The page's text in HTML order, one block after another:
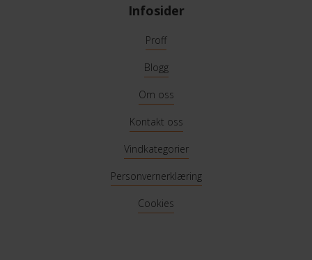
Infosider
Proff
Blogg
Om oss
Kontakt oss
Vindkategorier
Personvernerklæring
Cookies